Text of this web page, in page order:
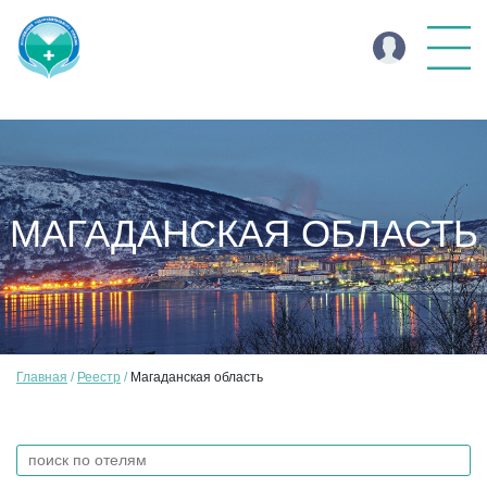
МАГАДАНСКАЯ ОБЛАСТЬ
Главная Реестр Магаданская область